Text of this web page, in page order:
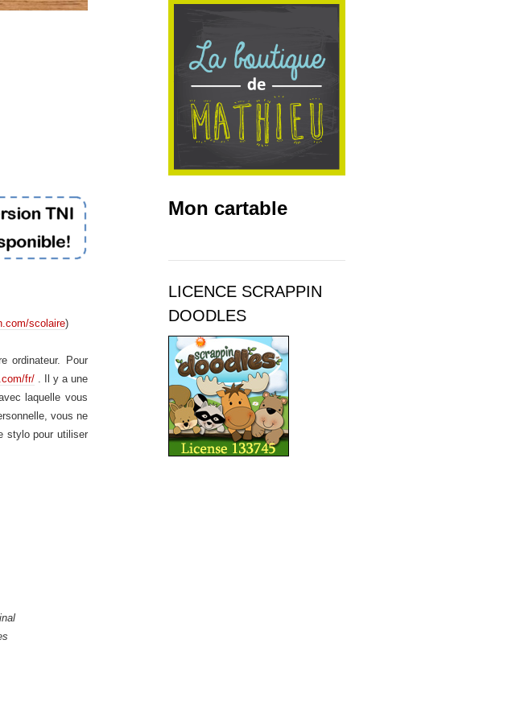
scolaire)
ordinateur. Pour
fr/ . Il y a une
laquelle vous
vous ne
stylo pour utiliser
Mon cartable
LICENCE SCRAPPIN
DOODLES